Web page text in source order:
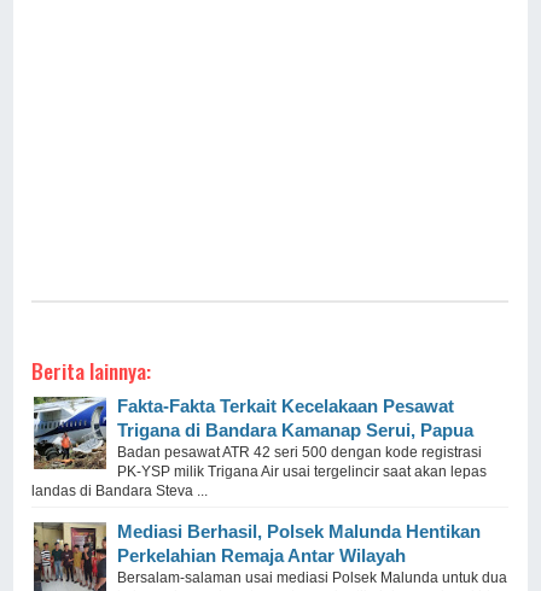
Berita lainnya:
Fakta-Fakta Terkait Kecelakaan Pesawat
Trigana di Bandara Kamanap Serui, Papua
Badan pesawat ATR 42 seri 500 dengan kode registrasi
PK-YSP milik Trigana Air usai tergelincir saat akan lepas
landas di Bandara Steva ...
Mediasi Berhasil, Polsek Malunda Hentikan
Perkelahian Remaja Antar Wilayah
Bersalam-salaman usai mediasi Polsek Malunda untuk dua